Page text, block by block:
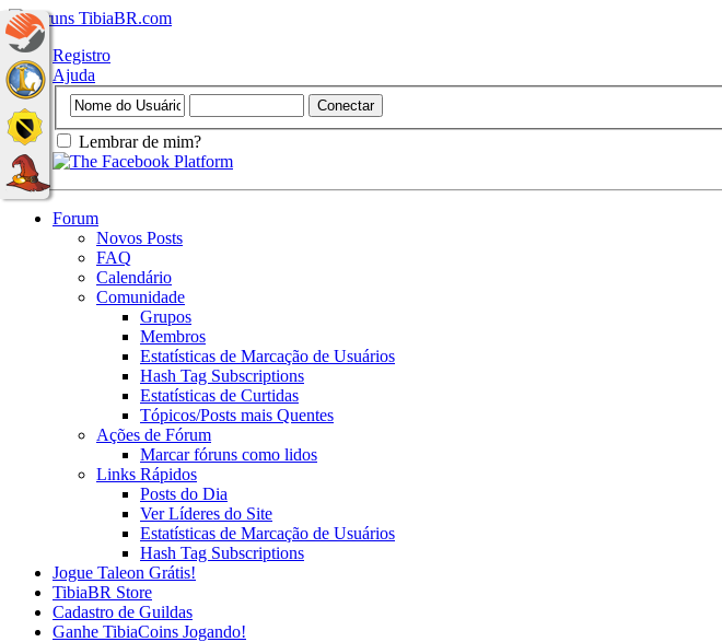
Registro
Ajuda
Lembrar de mim?
Forum
Novos Posts
FAQ
Calendário
Comunidade
Grupos
Membros
Estatísticas de Marcação de Usuários
Hash Tag Subscriptions
Estatísticas de Curtidas
Tópicos/Posts mais Quentes
Ações de Fórum
Marcar fóruns como lidos
Links Rápidos
Posts do Dia
Ver Líderes do Site
Estatísticas de Marcação de Usuários
Hash Tag Subscriptions
Jogue Taleon Grátis!
TibiaBR Store
Cadastro de Guildas
Ganhe TibiaCoins Jogando!